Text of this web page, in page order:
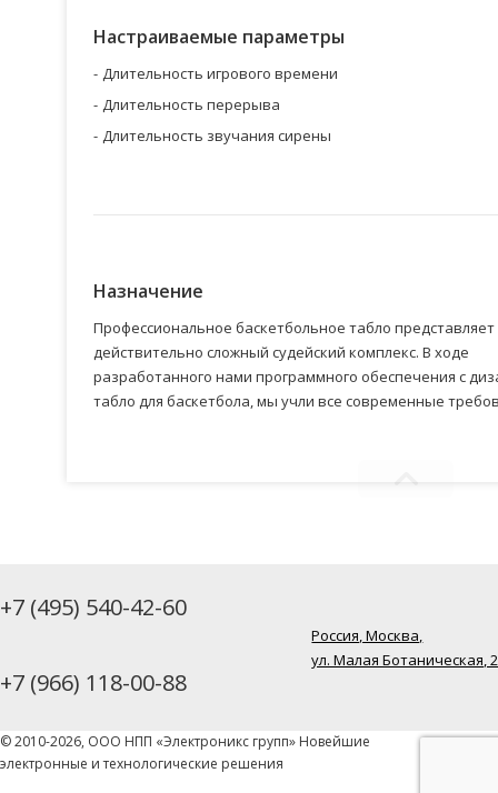
Настраиваемые параметры
Длительность игрового времени
Длительность перерыва
Длительность звучания сирены
Назначение
Профессиональное баскетбольное табло представляет
действительно сложный судейский комплекс. В ходе
разработанного нами программного обеспечения с
табло для баскетбола, мы учли все современные
+7 (495) 540-42-60
+7 (966) 118-00-88
Россия, Москва,
ул. Малая Ботаническая,
© 2010-2026, ООО НПП «Электроникс групп» Новейшие
электронные и технологические решения